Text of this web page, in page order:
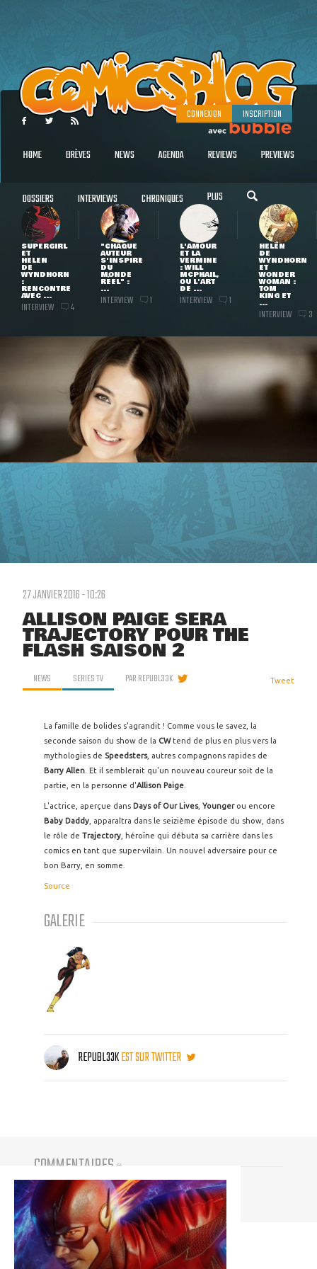
CONNEXION INSCRIPTION
HOME BRÈVES NEWS AGENDA REVIEWS PREVIEWS
DOSSIERS INTERVIEWS CHRONIQUES PLUS
SUPERGIRL
ET
HELEN
DE
WYNDHORN
:
RENCONTRE
AVEC ...
INTERVIEW 4
"CHAQUE
AUTEUR
S'INSPIRE
DU
MONDE
RÉEL" :
...
INTERVIEW 1
L'AMOUR
ET LA
VERMINE
: WILL
MCPHAIL,
OU L'ART
DE ...
INTERVIEW 1
HELEN
DE
WYNDHORN
ET
WONDER
WOMAN :
TOM
KING ET
...
INTERVIEW 3
27 JANVIER 2016 - 10:26
ALLISON PAIGE SERA
TRAJECTORY POUR THE
FLASH SAISON 2
NEWS SERIES TV PARREPUBL33K Tweet
La famille de bolides s'agrandit ! Comme vous le savez, la
seconde saison du show de la CWtend de plus en plus vers la
mythologies de Speedsters, autres compagnons rapides de
Barry Allen . Et il semblerait qu'un nouveau coureur soit de la
partie, en la personne d'Allison Paige
L'actrice, aperçue dans Days of Our Lives, Younger ou encore
Baby Daddy , apparaîtra dans le seizième épisode du show, dans
le rôle de Trajectory , héroïne qui débuta sa carrière dans les
comics en tant que super-vilain. Un nouvel adversaire pour ce
bon Barry, en somme.
Source
GALERIE
REPUBL33KEST SUR TWITTER
COMMENTAIRES (0)
Vous devez être connecté pour participer